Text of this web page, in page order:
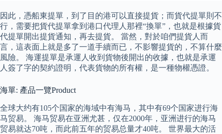
因此，憑船東提單，到了目的港可以直接提貨；而貨代提單則不
行，需要把貨代提單拿到港口代理人那裡“換單”，也就是根據貨
代提單開出提貨通知，再去提貨。 當然，對於咱們提貨人而
言，這表面上就是多了一道手續而已，不影響提貨的，不算什麼
風險。 海運提單是承運人收到貨物後開出的收據，也就是承運
人簽了字的契約證明，代表貨物的所有權，是一種物權憑證。
海單: 產品一覽Product
全球大约有105个国家的海域中有海马，其中有69个国家进行海
马贸易。 海马贸易在亚洲尤甚，仅在2000年，亚洲进行的海马
贸易就达70吨，而此前五年的贸易总量才40吨。 世界最大的活